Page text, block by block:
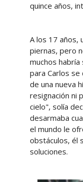
quince años,
A los 17 años,
piernas, pero
muchos
para Carlos
de una nueva
resignación ni
cielo", solía
desarmaba
el mundo le
obstáculos, él
soluciones.